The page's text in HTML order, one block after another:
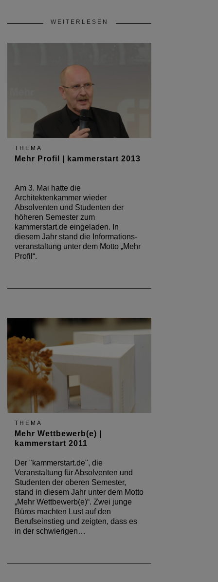
WEITERLESEN
THEMA
Mehr Profil | kammerstart 2013
Am 3. Mai hatte die
Architektenkammer wieder
Absolventen und Studenten der
höheren Semester zum
kammerstart.de eingeladen. In
diesem Jahr stand die Informations-
veranstaltung unter dem Motto „Mehr
Profil“.
THEMA
Mehr Wettbewerb(e) |
kammerstart 2011
Der "kammerstart.de", die
Veranstaltung für Absolventen und
Studenten der oberen Semester,
stand in diesem Jahr unter dem Motto
„Mehr Wettbewerb(e)“. Zwei junge
Büros machten Lust auf den
Berufseinstieg und zeigten, dass es
in der schwierigen…